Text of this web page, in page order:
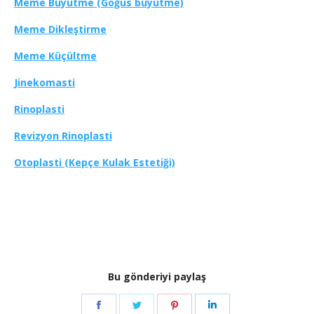
Meme Dikleştirme
Meme Küçültme
Jinekomasti
Rinoplasti
Revizyon Rinoplasti
Otoplasti (Kepçe Kulak Estetiği)
Bu gönderiyi paylaş
Share
Share
Share